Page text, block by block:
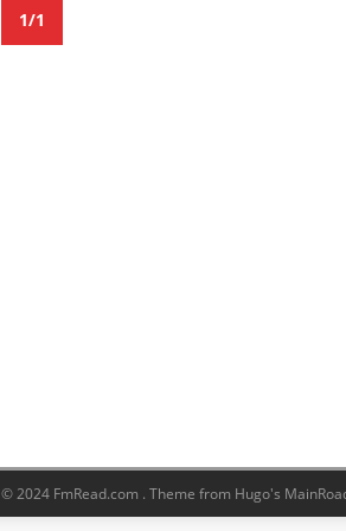
1/1
© 2024 FmRead.com . Theme from Hugo's